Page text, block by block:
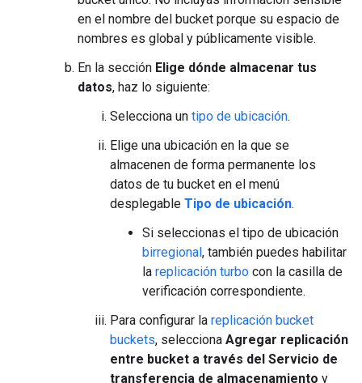
en el nombre del bucket porque su espacio de
nombres es global y públicamente visible.
En la sección Elige dónde almacenar tus
datos, haz lo siguiente:
Selecciona un tipo de ubicación.
Elige una ubicación en la que se
almacenen de forma permanente los
datos de tu bucket en el menú
desplegable Tipo de ubicación.
Si seleccionas el tipo de ubicación
birregional, también puedes habilitar
la replicación turbo con la casilla de
verificación correspondiente.
Para configurar la replicación bucket
buckets, selecciona Agregar replicación
entre bucket a través del Servicio de
transferencia de almacenamiento y